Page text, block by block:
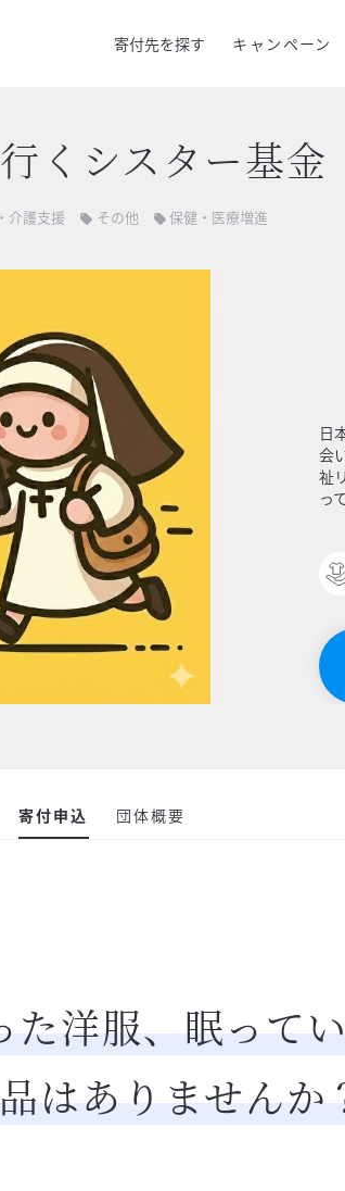
寄付先を探す キャンペーン
くシスター基金
介護支援 local_offer その他 local_offer 保健・医療増進
日
会
祉
っ
寄付申込 団体概要
た洋服、眠って
はありませんか